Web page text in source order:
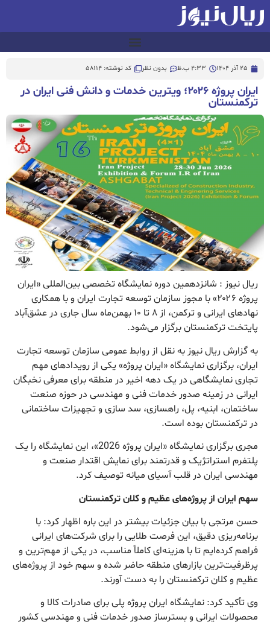
25 آذر 1404 4:33 ب.ظ بدون نظر کد نوشته: 58114
ایران پروژه ۲۰۲۶؛ ویترین خدمات و دانش فنی ایران در
ترکمنستان
ریال نیوز : شانزدهمین دوره نمایشگاه تخصصی بین‌المللی «ایران
پروژه ۲۰۲۶» با مجوز سازمان توسعه تجارت ایران و با همکاری
نهادهای ایرانی و ترکمن، از ۸ تا ۱۰ بهمن‌ماه سال جاری در عشق‌آباد
پایتخت ترکمنستان برگزار می‌شود.
به گزارش ریال نیوز به نقل از روابط عمومی سازمان توسعه تجارت
ایران، برگزاری نمایشگاه «ایران پروژه» یکی از رویدادهای مهم
تجاری نمایشگاهی در یک دهه اخیر در منطقه برای معرفی نخبگان
ایرانی در زمینه صدور خدمات فنی و مهندسی در حوزه صنعت
ساختمان، ابنیه، پل، راهسازی، سد سازی و تجهیزات ساختمانی
در ترکمنستان بوده است.
مجری برگزاری نمایشگاه «ایران پروژه 2026»، این نمایشگاه را یک
پلتفرم استراتژیک و قدرتمند برای نمایش اقتدار صنعت و
مهندسی ایران در قلب آسیای میانه توصیف کرد.
سهم ایران از پروژه‌های عظیم و کلان ترکمنستان
حسن مرتجی با بیان جزئیات بیشتر در این باره اظهار کرد: با
برنامه‌ریزی دقیق، این فرصت طلایی را برای شرکت‌های ایرانی
فراهم کرده‌ایم تا با هزینه‌ای کاملاً مناسب، در یکی از مهم‌ترین و
پرظرفیت‌ترین بازارهای منطقه حاضر شده و سهم خود از پروژه‌های
عظیم و کلان ترکمنستان را به دست آورند.
وی تأکید کرد: نمایشگاه ایران پروژه پلی برای صادرات کالا و
محصولات ایرانی و بسترساز صدور خدمات فنی و مهندسی کشور